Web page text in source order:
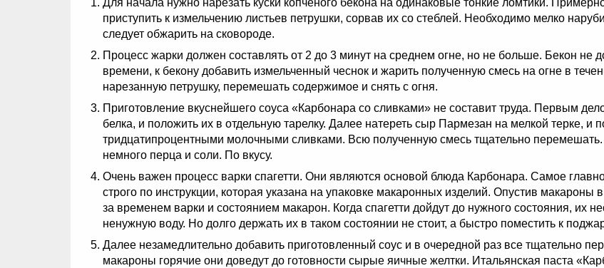
Для начала нужно нарезать куски копченого бекона на одинаковые тонкие ломтики.
приступить к измельчению листьев петрушки, сорвав их со стеблей. Необходимо мелко
следует обжарить на сковороде.
Процесс жарки должен составлять от 2 до 3 минут на среднем огне, но не больше. Бекон
времени, к бекону добавить измельченный чеснок и жарить полученную смесь на огне в
нарезанную петрушку, перемешать содержимое и снять с огня.
Приготовление вкуснейшего соуса «Карбонара со сливками» не составит труда. Первым
белка, и положить их в отдельную тарелку. Далее натереть сыр Пармезан на мелкой терке, и
тридцатипроцентными молочными сливками. Всю полученную смесь тщательно
немного перца и соли. По вкусу.
Очень важен процесс варки спагетти. Они являются основой блюда Карбонара. Самое
строго по инструкции, которая указана на упаковке макаронных изделий. Опустив
за временем варки и состоянием макарон. Когда спагетти дойдут до нужного состояния, их
ненужную воду. Но долго держать их в таком состоянии не стоит, а быстро поместить к
Далее незамедлительно добавить приготовленный соус и в очередной раз все тщательно
макароны горячие они доведут до готовности сырые яичные желтки. Итальянская паста